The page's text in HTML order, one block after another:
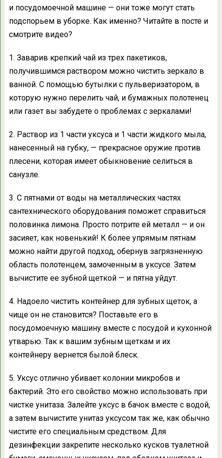
и посудомоечной машине — они тоже могут стать
подспорьем в уборке. Как именно? Читайте в посте и
смотрите видео?
1. Заварив крепкий чай из трех пакетиков,
получившимся раствором можно чистить зеркало в
ванной. С помощью бутылки с пульверизатором, в
которую нужно перелить чай, и бумажных полотенец
или газет вы забудете о проблемах с зеркалами!
2. Раствор из 1 части уксуса и 1 части жидкого мыла,
нанесенный на губку, — прекрасное оружие против
плесени, которая имеет обыкновение селиться в
санузле.
3. С пятнами от воды на металлических частях
сантехнического оборудования поможет справиться
половинка лимона. Просто потрите ей металл — и он
засияет, как новенький! К более упрямым пятнам
можно найти другой подход, обернув загрязненную
область полотенцем, замоченным в уксусе. Затем
вычистите ее зубной щеткой — и пятна уйдут.
4. Надоело чистить контейнер для зубных щеток, а
чище он не становится? Поставьте его в
посудомоечную машину вместе с посудой и кухонной
утварью. Так к вашим зубным щеткам и их
контейнеру вернется былой блеск.
5. Уксус отлично убивает колонии микробов и
бактерий. Это его свойство можно использовать при
чистке унитаза. Залейте уксус в бачок вместе с водой,
а затем вычистите унитаз уксусом так же, как обычно
чистите его специальным средством. Для
дезинфекции закрепите несколько кусков туалетной